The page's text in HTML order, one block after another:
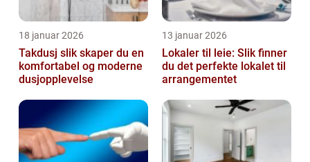
18 januar 2026
Takdusj slik skaper du en
komfortabel og moderne
dusjopplevelse
13 januar 2026
Lokaler til leie: Slik finner
du det perfekte lokalet til
arrangementet